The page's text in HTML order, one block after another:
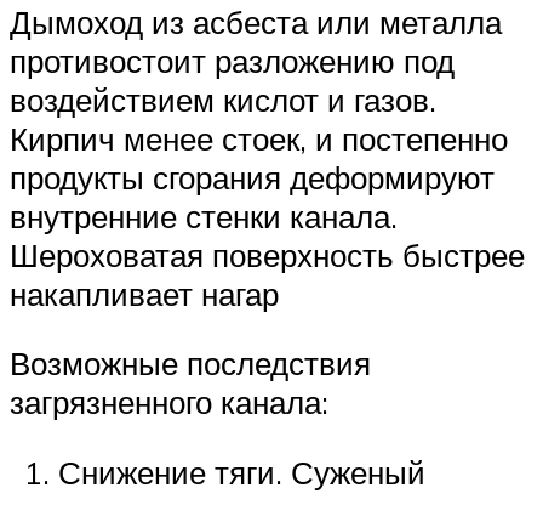
Дымоход из асбеста или металла
противостоит разложению под
воздействием кислот и газов.
Кирпич менее стоек, и постепенно
продукты сгорания деформируют
внутренние стенки канала.
Шероховатая поверхность быстрее
накапливает нагар
Возможные последствия
загрязненного канала:
Снижение тяги. Суженый